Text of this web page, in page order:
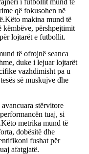
që fokusohen në
makina mund të
këmbëve, përshpejtimit
lojtarët e futbollit.
të ofrojnë seanca
duke i lejuar lojtarët
vazhdimisht pa u
së muskujve dhe
stërvitore
tuaj, si
metrika mund të
dobësitë dhe
fushat për
afatgjatë.